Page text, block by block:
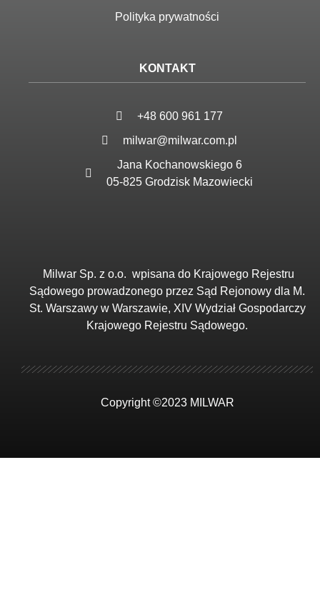
Polityka prywatności
KONTAKT
+48 600 961 177
milwar@milwar.com.pl
Jana Kochanowskiego 6
05-825 Grodzisk Mazowiecki
Milwar Sp. z o.o. wpisana do Krajowego Rejestru
Sądowego prowadzonego przez Sąd Rejonowy dla M.
St. Warszawy w Warszawie, XIV Wydział Gospodarczy
Krajowego Rejestru Sądowego.
Copyright ©2023 MILWAR